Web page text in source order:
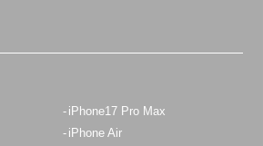
iPhone17 Pro Max
iPhone Air